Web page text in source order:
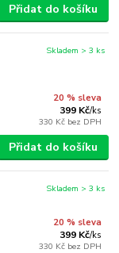
Přidat do košíku
20 % sleva
399 Kč/ks
330 Kč bez DPH
Skladem > 3 ks
Přidat do košíku
20 % sleva
399 Kč/ks
330 Kč bez DPH
Skladem > 3 ks